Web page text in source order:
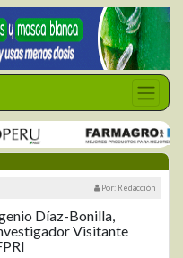
Por: Redacción
Díaz-Bonilla,
Visitante